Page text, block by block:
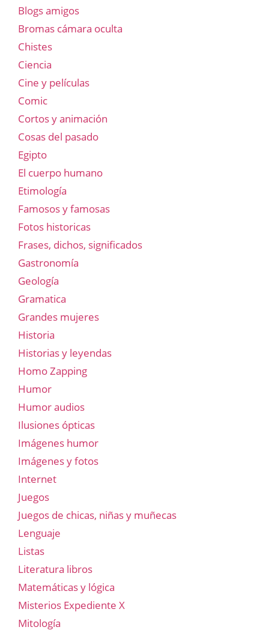
Blogs amigos
Bromas cámara oculta
Chistes
Ciencia
Cine y películas
Comic
Cortos y animación
Cosas del pasado
Egipto
El cuerpo humano
Etimología
Famosos y famosas
Fotos historicas
Frases, dichos, significados
Gastronomía
Geología
Gramatica
Grandes mujeres
Historia
Historias y leyendas
Homo Zapping
Humor
Humor audios
Ilusiones ópticas
Imágenes humor
Imágenes y fotos
Internet
Juegos
Juegos de chicas, niñas y muñecas
Lenguaje
Listas
Literatura libros
Matemáticas y lógica
Misterios Expediente X
Mitología